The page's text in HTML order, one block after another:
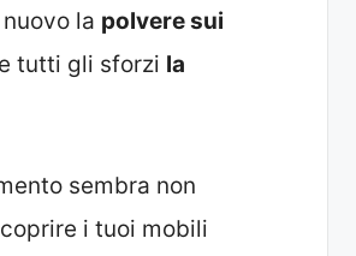
la polvere sui
tutti gli sforzi la
sembra non
i tuoi mobili